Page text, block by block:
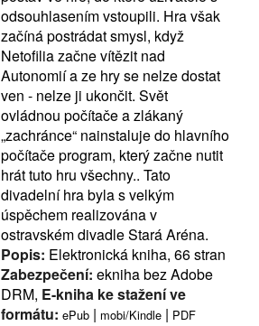
odsouhlasením vstoupili. Hra však
začíná postrádat smysl, když
Netofilia začne vítězit nad
Autonomií a ze hry se nelze dostat
ven - nelze ji ukončit. Svět
ovládnou počítače a zlákaný
„zachránce“ nainstaluje do hlavního
počítače program, který začne nutit
hrát tuto hru všechny.. Tato
divadelní hra byla s velkým
úspěchem realizována v
ostravském divadle Stará Aréna.
Popis: Elektronická kniha, 66 stran
Zabezpečení: ekniha bez Adobe
DRM, E-kniha ke stažení ve
formátu: ePub | mobi/Kindle | PDF